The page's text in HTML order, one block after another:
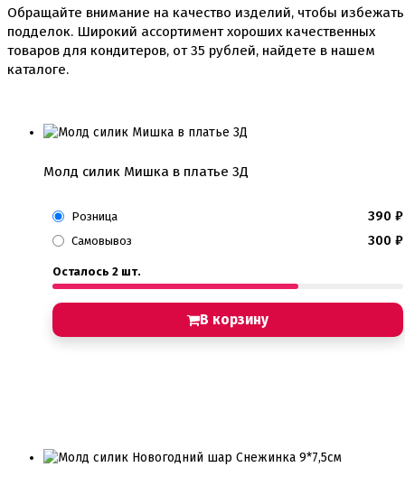
Обращайте внимание на качество изделий, чтобы избежать
подделок. Широкий ассортимент хороших качественных
товаров для кондитеров, от35 рублей, найдете в нашем
каталоге.
Молд силик Мишка в платье 3Д
Розница 390 ₽
Самовывоз 300 ₽
Осталось 2 шт.
В корзину